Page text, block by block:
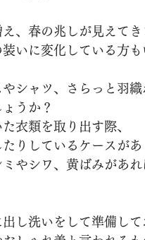
、春の兆しが見えてき
いに変化している方も
シャツ、さらっと羽
うか？
衣類を取り出す際、
りしているケースがあ
やシワ、黄ばみがあ
し洗いをして準備して